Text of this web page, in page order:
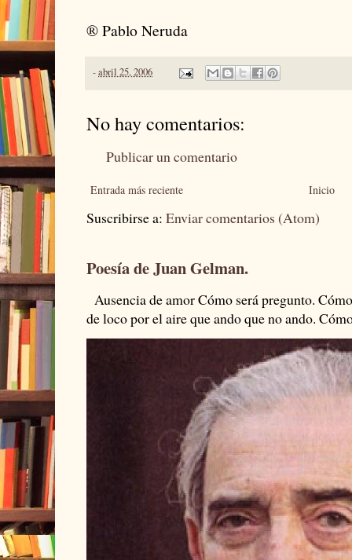
® Pablo Neruda
-abril 25, 2006
No hay comentarios:
Publicar un comentario
Entrada más reciente Inicio
Suscribirse a: Enviar comentarios (Atom)
Poesía de Juan Gelman.
Ausencia de amor Cómo será pregunto.
de loco por el aire que ando que no ando.